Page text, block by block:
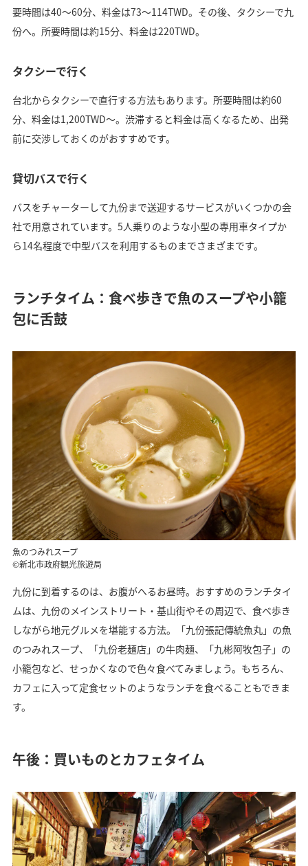
要時間は40〜60分、料金は73〜114TWD。その後、タクシーで九
份へ。所要時間は約15分、料金は220TWD。
タクシーで行く
台北からタクシーで直行する方法もあります。所要時間は約60
分、料金は1,200TWD〜。渋滞すると料金は高くなるため、出発
前に交渉しておくのがおすすめです。
貸切バスで行く
バスをチャーターして九份まで送迎するサービスがいくつかの会
社で用意されています。5人乗りのような小型の専用車タイプか
ら14名程度で中型バスを利用するものまでさまざまです。
ランチタイム：食べ歩きで魚のスープや小籠
包に舌鼓
魚のつみれスープ
©新北市政府観光旅遊局
九份に到着するのは、お腹がへるお昼時。おすすめのランチタイ
ムは、九份のメインストリート・基山街やその周辺で、食べ歩き
しながら地元グルメを堪能する方法。「九份張記傳統魚丸」の魚
のつみれスープ、「九份老麺店」の牛肉麺、「九彬阿牧包子」の
小籠包など、せっかくなので色々食べてみましょう。もちろん、
カフェに入って定食セットのようなランチを食べることもできま
す。
午後：買いものとカフェタイム